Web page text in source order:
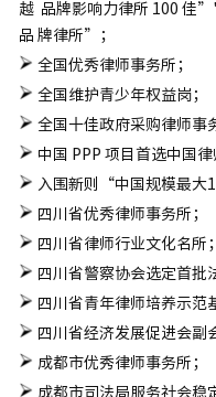
越 品牌影响力律所 100 佳
品 牌律所”；
全国优秀律师事务所；
全国维护青少年权益岗；
全国十佳政府采购律师事
中国 PPP 项目首选中国律
入围新则“中国规模最大
四川省优秀律师事务所；
四川省律师行业文化名所；
四川省警察协会选定首批
四川省青年律师培养示范
四川省经济发展促进会副
成都市优秀律师事务所；
成都市司法局服务社会稳